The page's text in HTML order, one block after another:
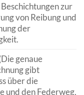
zur
von Reibung und
der
genaue
gibt
über die
und den Federweg,